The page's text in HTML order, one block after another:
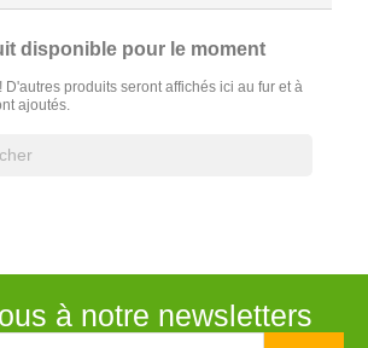
disponible pour le moment
D'autres produits seront affichés ici au fur et à
ajoutés.
à notre newsletters